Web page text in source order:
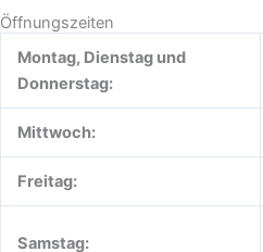
Öffnungszeiten
Montag, Dienstag und
Donnerstag:
Mittwoch:
Freitag:
Samstag: